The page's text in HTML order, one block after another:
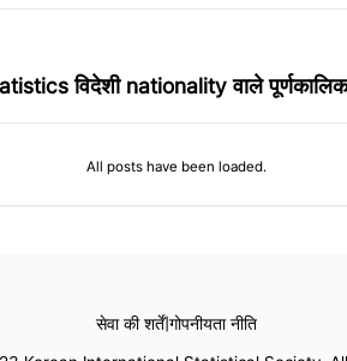
विदेशी nationality वाले
All posts have been loaded.
सेवा की शर्तें|गोपनीयता नीति